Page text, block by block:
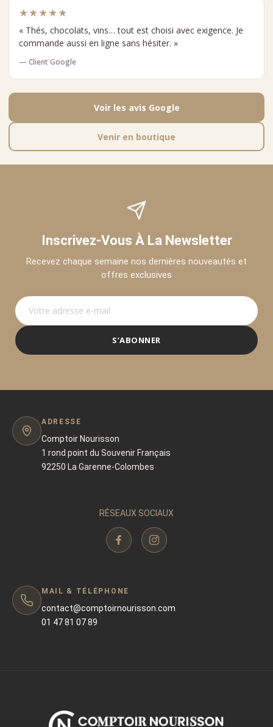
★★★★★
« Thés, chocolats, vins… tout est choisi avec exigence. Je
commande aussi en ligne sans hésiter. »
— Client Google
Voir les avis Google
Venir en boutique
Inscrivez-Vous À La Newsletter
Recevez chaque semaine nos dernières nouveautés et
offres exclusives
S’ABONNER
ADRESSE
Comptoir Nourisson
1 rond point du Souvenir Français
92250 La Garenne-Colombes
RÉSEAUX SOCIAUX
MAIL & TÉLÉPHONE
contact@comptoirnourisson.com
01 47 81 07 89